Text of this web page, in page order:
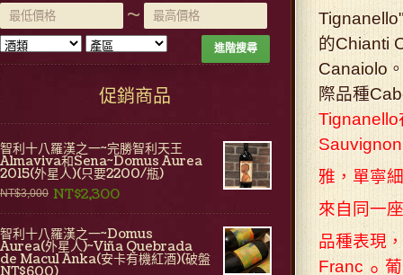
~
進階搜尋
促銷商品
智利十八羅漢之一~完勝智利天王
Almaviva和Sena~Domus Aurea
2015(外星人)(只要2200/瓶)
NT$3,000 NT$2,300
智利十八羅漢之一~Domus
Aurea(外星人)~Viña Quebrada
de Macul Anka(安卡有機紅酒)(破盤
的Chianti
Canaiolo
際品種
Tignanello
雅，單寧
來自同一
品種表現
Franc 。